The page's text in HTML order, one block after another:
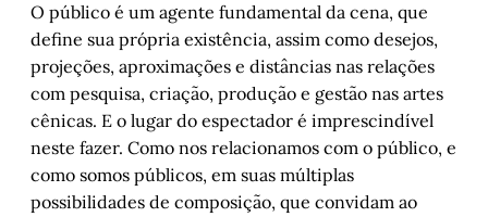
O público é um agente fundamental da cena, que
define sua própria existência, assim como desejos,
projeções, aproximações e distâncias nas relações
com pesquisa, criação, produção e gestão nas artes
cênicas. E o lugar do espectador é imprescindível
neste fazer. Como nos relacionamos com o público, e
como somos públicos, em suas múltiplas
possibilidades de composição, que convidam ao